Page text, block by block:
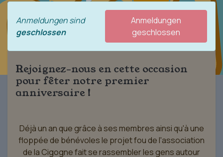
Anmeldungen sind
geschlossen
Anmeldungen
geschlossen
Rejoignez-nous en cette occasion
pour fêter notre premier
anniversaire !
Déjà un an que grâce à ses membres ainsi qu'à une
floppée de bénévoles le projet fou de l'association
de la Cigogne fait se rassembler les gens autour